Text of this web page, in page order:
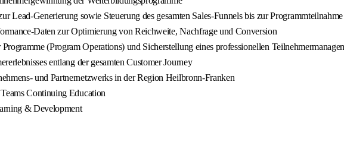
Lead-Generierung sowie Steuerung des gesamten Sales-Funnels bis zur Programmteilnahme
Daten zur Optimierung von Reichweite, Nachfrage und Conversion
(Program Operations) und Sicherstellung eines professionellen
entlang der gesamten Customer Journey
und Partnernetzwerks in der Region Heilbronn-Franken
Continuing Education
& Development